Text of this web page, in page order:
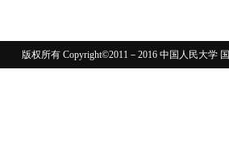
版权所有 Copyright©2011－2016 中国人民大